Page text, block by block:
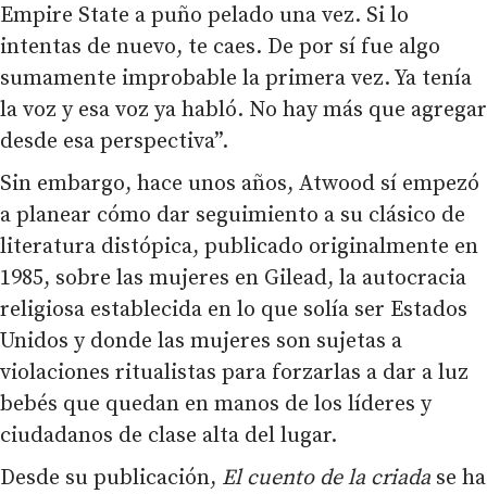
Empire State a puño pelado una vez. Si lo
intentas de nuevo, te caes. De por sí fue algo
sumamente improbable la primera vez. Ya tenía
la voz y esa voz ya habló. No hay más que agregar
desde esa perspectiva”.
Sin embargo, hace unos años, Atwood sí empezó
a planear cómo dar seguimiento a su clásico de
literatura distópica, publicado originalmente en
1985, sobre las mujeres en Gilead, la autocracia
religiosa establecida en lo que solía ser Estados
Unidos y donde las mujeres son sujetas a
violaciones ritualistas para forzarlas a dar a luz
bebés que quedan en manos de los líderes y
ciudadanos de clase alta del lugar.
Desde su publicación, El cuento de la criada se ha